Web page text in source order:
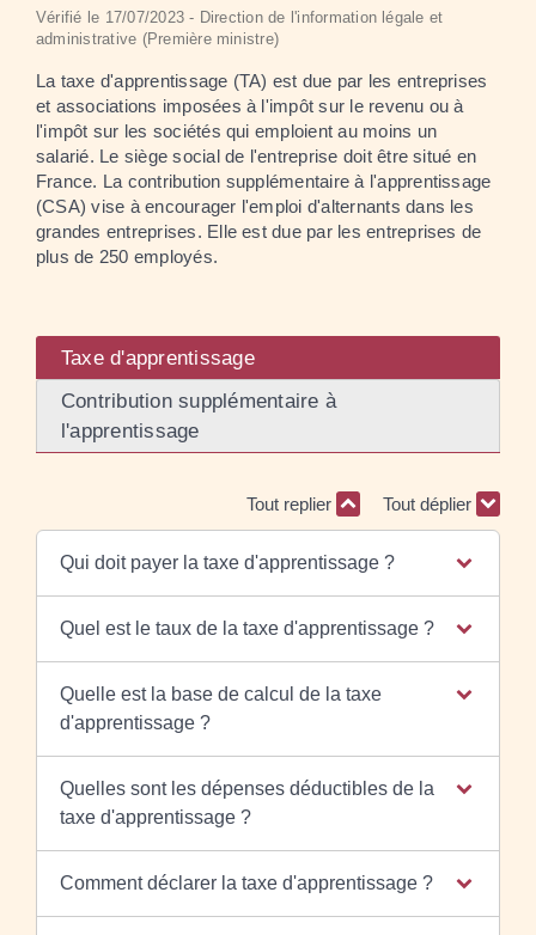
Vérifié le 17/07/2023 - Direction de l'information légale et
administrative (Première ministre)
La taxe d'apprentissage (TA) est due par les entreprises
et associations imposées à l'impôt sur le revenu ou à
l'impôt sur les sociétés qui emploient au moins un
salarié. Le siège social de l'entreprise doit être situé en
France. La contribution supplémentaire à l'apprentissage
(CSA) vise à encourager l'emploi d'alternants dans les
grandes entreprises. Elle est due par les entreprises de
plus de 250 employés.
Taxe d'apprentissage
Contribution supplémentaire à
l'apprentissage
Tout replier Tout déplier
Qui doit payer la taxe d'apprentissage ?
Quel est le taux de la taxe d'apprentissage ?
Quelle est la base de calcul de la taxe
d'apprentissage ?
Quelles sont les dépenses déductibles de la
taxe d'apprentissage ?
Comment déclarer la taxe d'apprentissage ?